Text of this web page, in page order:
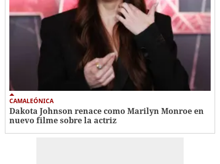
CAMALEÓNICA
Dakota Johnson renace como Marilyn Monroe en
nuevo filme sobre la actriz